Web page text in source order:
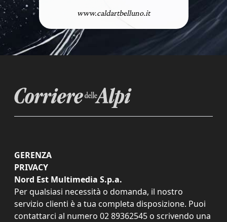
www.caldartbelluno.it
GERENZA
PRIVACY
Nord Est Multimedia S.p.a.
Per qualsiasi necessità o domanda, il nostro
servizio clienti è a tua completa disposizione. Puoi
contattarci al numero 02 89362545 o scrivendo una